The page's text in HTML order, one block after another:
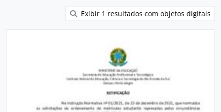
Exibir 1 resultados com objetos digitais